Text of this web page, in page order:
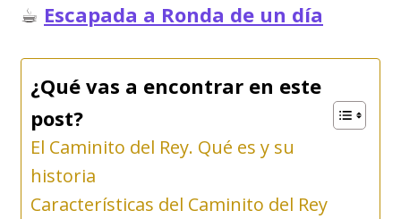
☕︎ Escapada a Ronda de un día
¿Qué vas a encontrar en este
post?
El Caminito del Rey. Qué es y su
historia
Características del Caminito del Rey